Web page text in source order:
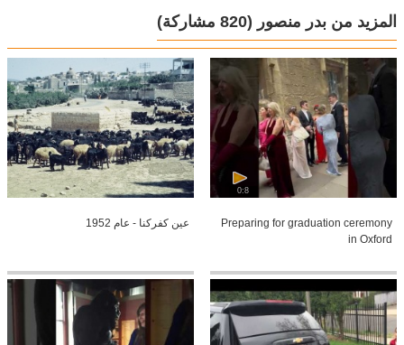
المزيد من بدر منصور (820 مشاركة)
0:8
Preparing for graduation ceremony
in Oxford
عين كفركنا - عام 1952